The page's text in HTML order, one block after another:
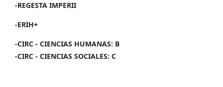
-REGESTA IMPERII
-ERIH+
-CIRC - CIENCIAS HUMANAS: B
-CIRC - CIENCIAS SOCIALES: C